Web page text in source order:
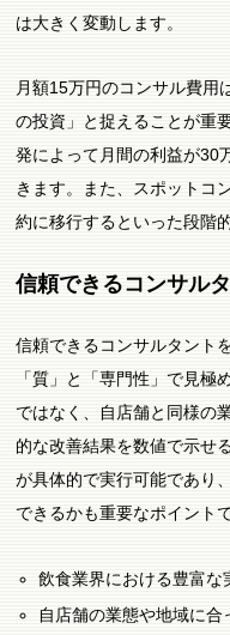
は大きく変動します。
月額15万円のコンサル費用
の投資」と捉えることが重
発によって月間の利益が30
きます。また、スポットコ
約に移行するといった段階
信頼できるコンサル
信頼できるコンサルタント
「質」と「専門性」で見
ではなく、自店舗と同様の
的な改善結果を数値で示せ
が具体的で実行可能であり
できるかも重要なポイントで
飲食業界における豊富な
自店舗の業態や地域に合